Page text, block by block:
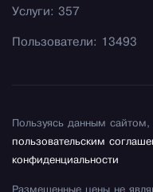
Услуги: 357
Пользователи: 13493
Пользуясь данным
пользовательским
конфиденциальности